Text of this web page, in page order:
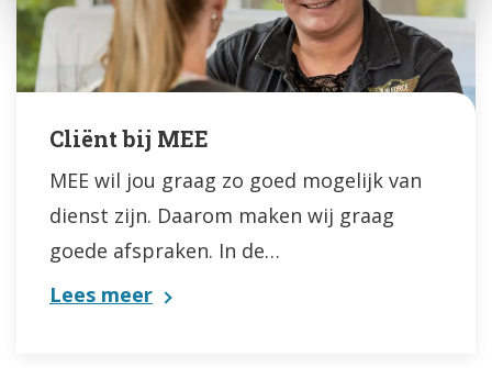
Cliënt bij MEE
MEE wil jou graag zo goed mogelijk van
dienst zijn. Daarom maken wij graag
goede afspraken. In de…
Lees meer